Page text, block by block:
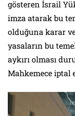
gösteren İsrail
imza atarak bu
olduğuna karar
yasaların bu
aykırı olması
Mahkemece iptal